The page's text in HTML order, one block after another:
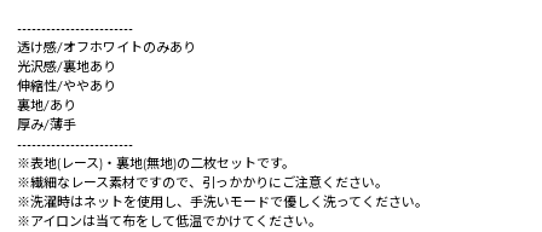
------------------------
透け感/オフホワイトのみあり
光沢感/裏地あり
伸縮性/ややあり
裏地/あり
厚み/薄手
------------------------
※表地(レース)・裏地(無地)の二枚セットです。
※繊細なレース素材ですので、引っかかりにご注意ください。
※洗濯時はネットを使用し、手洗いモードで優しく洗ってください。
※アイロンは当て布をして低温でかけてください。